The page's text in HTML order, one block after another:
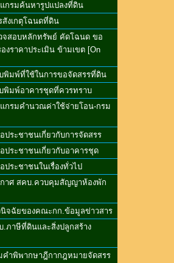
แกรมค้นหารูปแปลงที่ดิน
สังเกตุโฉนดที่ดิน
จสอบหลักทรัพย์ คัดโฉนด ขอ
งราคาประเมิน ข้ามเขต [On
พิมพ์ที่ใช้ในการขอจัดสรรที่ดิน
พิมพ์อาคารชุดที่ควรทราบ
แกรมคำนวณค่าใช้จ่ายโอน-กรม
ประชาชนเกี่ยวกับการจัดสรร
ประชาชนเกี่ยวกับอาคารชุด
ประชาชนในเรื่องทั่วไป
กาศ สคบ.ควบคุมสัญญาห้องพัก
นิจฉัยของคณะกก.ข้อมูลข่าวสาร
.ภาษีที่ดินและสิ่งปลูกสร้าง
คำพิพากษาฎีกากฎหมายจัดสรร